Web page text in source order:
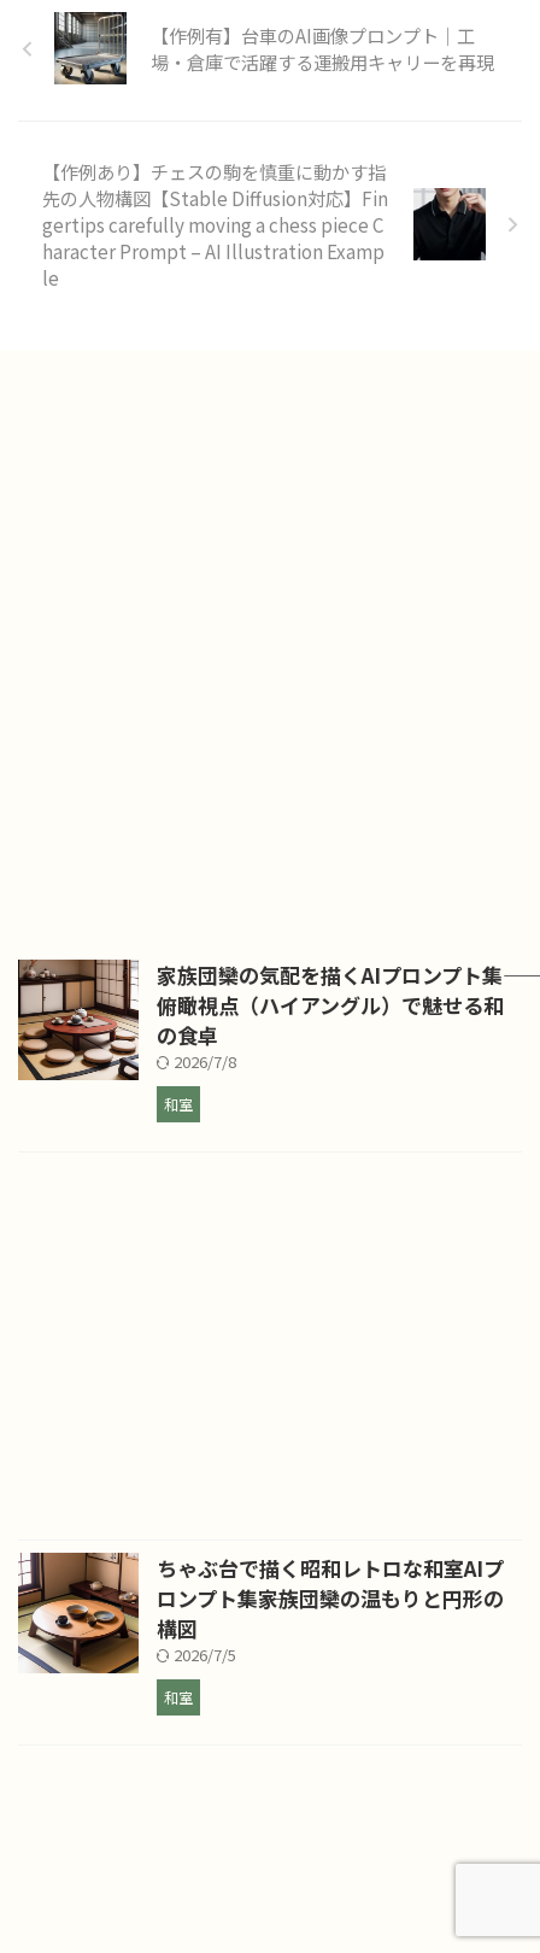
【作例有】台車のAI画像プロンプト｜工
場・倉庫で活躍する運搬用キャリーを再現
【作例あり】チェスの駒を慎重に動かす指
先の人物構図【Stable Diffusion対応】Fin
gertips carefully moving a chess piece C
haracter Prompt – AI Illustration Examp
le
家族団欒の気配を描くAIプロンプト集――
俯瞰視点（ハイアングル）で魅せる和
の食卓
2026/7/8
和室
ちゃぶ台で描く昭和レトロな和室AIプ
ロンプト集――家族団欒の温もりと円形の
構図
2026/7/5
和室